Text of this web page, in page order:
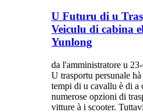
U Futuru di u
Veiculu di cabina
Yunlong
da l'amministratore u
U trasportu persunale
tempi di u cavallu è di a
numerose opzioni di
vitture à i scooter.